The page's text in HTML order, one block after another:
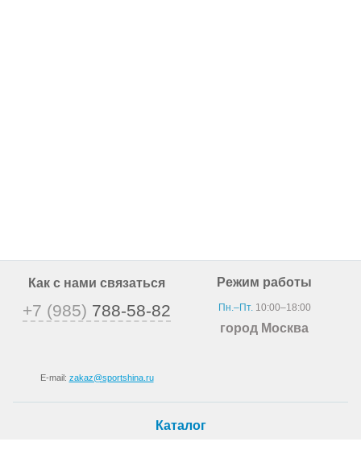
Как с нами связаться
+7 (985) 788-58-82
E-mail: zakaz@sportshina.ru
Режим работы
Пн.–Пт.10:00–18:00
город Москва
Каталог